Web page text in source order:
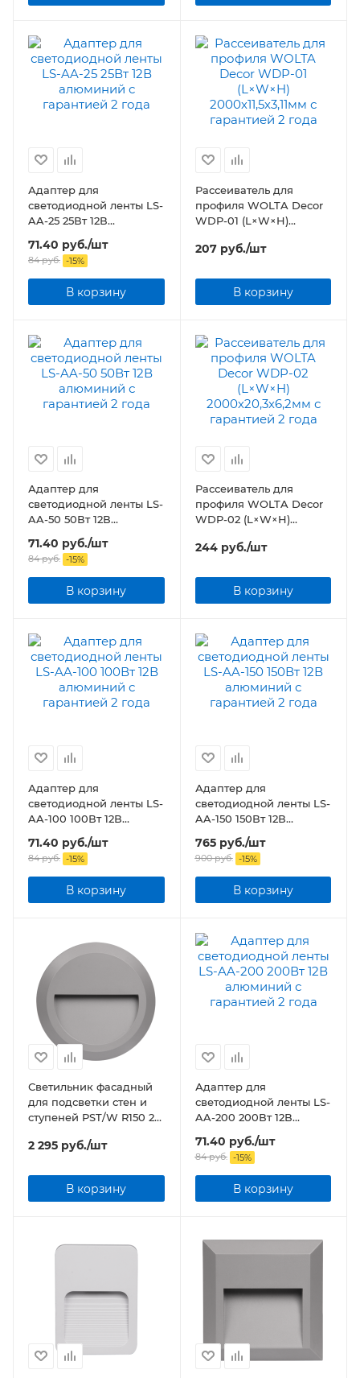
Адаптер для
светодиодной ленты LS-
AA-25 25Вт 12В
71.40 руб./шт
84руб. -15%
В корзину
Рассеиватель для
профиля WOLTA Decor
WDP-01 (L×W×H)
207руб./шт
В корзину
Адаптер для
светодиодной ленты LS-
AA-50 50Вт 12В
71.40 руб./шт
84руб. -15%
В корзину
Рассеиватель для
профиля WOLTA Decor
WDP-02 (L×W×H)
244руб./шт
В корзину
Адаптер для
светодиодной ленты LS-
AA-100 100Вт 12В
71.40 руб./шт
84руб. -15%
В корзину
Адаптер для
светодиодной ленты LS-
AA-150 150Вт 12В
алюминий
765руб./шт
900руб. -15%
В корзину
Светильник фасадный
для подсветки стен и
ступеней PST/W R150 2w
Jazzway
2 295 руб./шт
В корзину
Адаптер для
светодиодной ленты LS-
AA-200 200Вт 12В
71.40 руб./шт
84руб. -15%
В корзину